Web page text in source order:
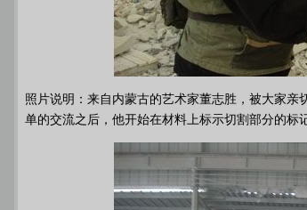
照片说明：来自内蒙古的艺术家董志胜，被大家亲
单的交流之后，他开始在材料上标示切割部分的标记